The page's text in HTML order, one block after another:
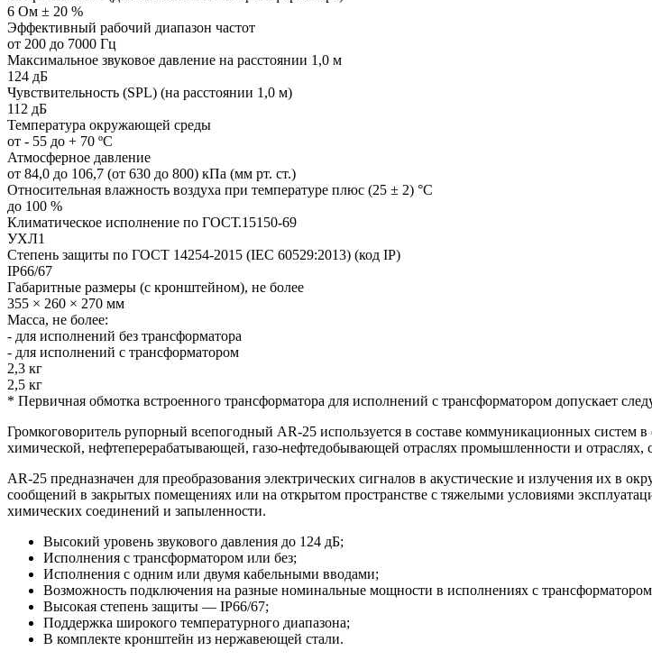
6 Ом ± 20 %
Эффективный рабочий диапазон частот
от 200 до 7000 Гц
Максимальное звуковое давление на расстоянии 1,0 м
124 дБ
Чувствительность (SPL) (на расстоянии 1,0 м)
112 дБ
Температура окружающей среды
от - 55 до + 70 ºC
Атмосферное давление
от 84,0 до 106,7 (от 630 до 800) кПа (мм рт. ст.)
Относительная влажность воздуха при температуре плюс (25 ± 2) °С
до 100 %
Климатическое исполнение по ГОСТ.15150-69
УХЛ1
Степень защиты по ГОСТ 14254-2015 (IEC 60529:2013) (код IP)
IP66/67
Габаритные размеры (с кронштейном), не более
355 × 260 × 270 мм
Масса, не более:
- для исполнений без трансформатора
- для исполнений с трансформатором
2,3 кг
2,5 кг
* Первичная обмотка встроенного трансформатора для исполнений с трансформатором допускает
Громкоговоритель рупорный всепогодный AR-25 используется в составе коммуникационных систем
химической, нефтеперерабатывающей, газо-нефтедобывающей отраслях промышленности и
AR-25 предназначен для преобразования электрических сигналов в акустические и излучения их в
сообщений в закрытых помещениях или на открытом пространстве с тяжелыми условиями
химических соединений и запыленности.
Высокий уровень звукового давления до 124 дБ;
Исполнения с трансформатором или без;
Исполнения с одним или двумя кабельными вводами;
Возможность подключения на разные номинальные мощности в исполнениях с
Высокая степень защиты — IP66/67;
Поддержка широкого температурного диапазона;
В комплекте кронштейн из нержавеющей стали.